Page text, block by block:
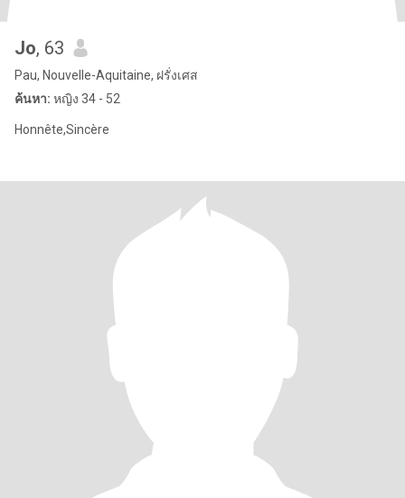
Jo, 63
Pau, Nouvelle-Aquitaine, ฝรั่งเศส
ค้นหา: หญิง 34 - 52
Honnête,Sincère